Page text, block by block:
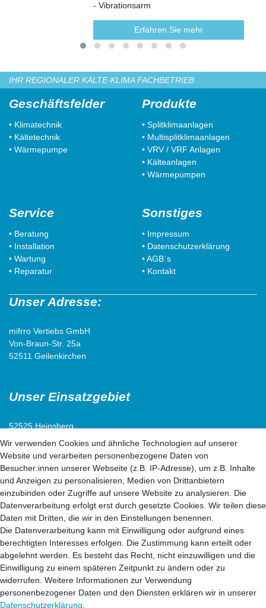
- Vibrationsarm
Erfahren Sie mehr
IHR REGIONALER KÄLTE-KLIMA FACHBETRIEB
Geschäftsfelder
• Klimatechnik
• Kältetechnik
• Wärmepumpe
Produkte
• Splitklimaanlagen
• Multisplitklimaanlagen
• VRV / VRF Anlagen
• Kälteanlagen
• Wärmepumpen
Service
• Beratung
• Installation
• Wartung
• Reparatur
Sonstiges
• Impressum
• Datenschutzerklärung
• AGB`s
• Kontakt
Unser Adresse:
mifrro Vertiebs GmbH
Von-Braun-Str. 25a
52511 Geilenkirchen
Unser Einsatzgebiet
52525 Heinsberg
52538 Selfkant
52511 Geilenkirchen
52222 Stolberg
52428 Jülich
52499 Baesweiler
52477 Alsdorf
52531 Übach-Palenberg
52134 Herzogenrath
52070 Aachen
41812 Erkelenz
Wir verwenden Cookies und ähnliche Technologien auf unserer
Website und verarbeiten personenbezogene Daten von
Besucher:innen unserer Webseite (z.B. IP-Adresse), um z.B. Inhalte
und Anzeigen zu personalisieren, Medien von Drittanbietern
einzubinden oder Zugriffe auf unsere Website zu analysieren. Die
Datenverarbeitung erfolgt erst durch gesetzte Cookies. Wir teilen diese
Daten mit Dritten, die wir in den Einstellungen benennen.
Die Datenverarbeitung kann mit Einwilligung oder aufgrund eines
berechtigten Interesses erfolgen. Die Zustimmung kann erteilt oder
abgelehnt werden. Es besteht das Recht, nicht einzuwilligen und die
Einwilligung zu einem späteren Zeitpunkt zu ändern oder zu
widerrufen. Weitere Informationen zur Verwendung
personenbezogener Daten und den Diensten erklären wir in unserer
Daten­schutz­erklärung